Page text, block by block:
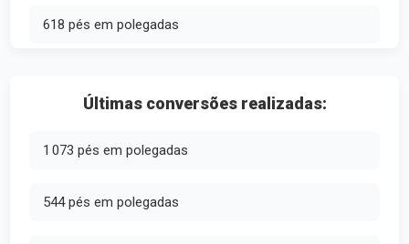
618 pés em polegadas
Últimas conversões realizadas:
1 073 pés em polegadas
544 pés em polegadas